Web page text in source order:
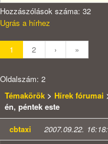
Hozzászólások száma: 32
Ugrás a hírhez
1 2 › »
Oldalszám: 2
Témakörök > Hírek fórumai
én, péntek este
cbtaxi
2007.09.22.